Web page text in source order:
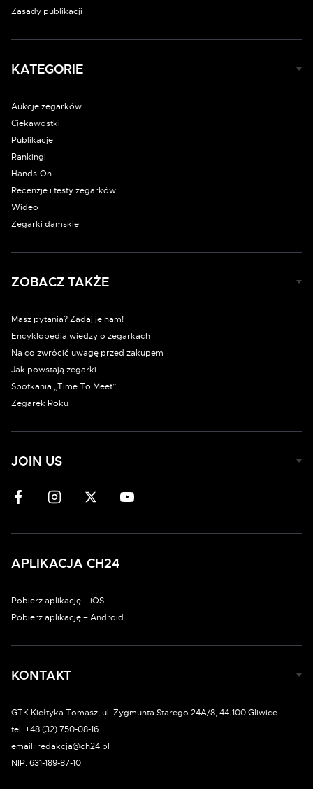
Zasady publikacji
KATEGORIE
Aukcje zegarków
Ciekawostki
Publikacje
Rankingi
Hands-On
Recenzje i testy zegarków
Wideo
Zegarki damskie
ZOBACZ TAKŻE
Masz pytania? Zadaj je nam!
Encyklopedia wiedzy o zegarkach
Na co zwrócić uwagę przed zakupem
Jak powstają zegarki
Spotkania „Time To Meet”
Zegarek Roku
JOIN US
APLIKACJA CH24
Pobierz aplikację – iOS
Pobierz aplikację – Android
KONTAKT
GTK Kiełtyka Tomasz, ul. Zygmunta Starego 24A/8, 44-100 Gliwice.
tel. +48 (32) 750-08-16.
email: redakcja@ch24.pl
NIP: 631-189-87-10